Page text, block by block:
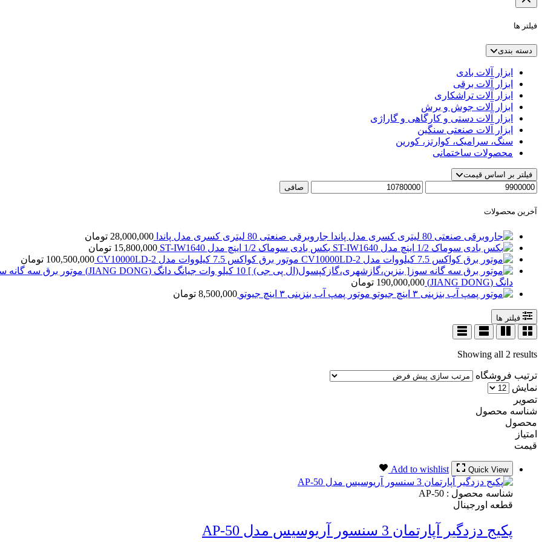
فیلتر ها
دسته بندی
ابزار آلات بادی
ابزار آلات برقی
ابزار آلات تراشکاری
ابزار آلات جوش و برش
ابزار آلات دستی و کارگاهی و گاراژی
ابزار آلات صنعتی سنگین
سنگ، سرامیک، کوارتز، کورین
محصولات ساختمانی
فیلتر بر اساس قیمت
حداقل
حداكثر
صافی
آخرین محصولات
جاروبرقی صنعتی 80 لیتری کسری مدل پاندا 28,000,000 تومان
بکس بادی سوماک 1/2 اینچ مدل ST-IW1640
15,800,000 تومان
موتور برق کواکس 7.5 کیلووات مدل CV10000LD-2
100,500,000 تومان
دانگ (JIANG DONG)
190,000,000 تومان
موتور پمپ آب بنزینی ۳ اینچ جیوتو
8,500,000 تومان
فیلتر ها
Showing all 2 results
ترتیب فروشگاه
نمایش
تصویر
شناسه محصول
محصول
امتیاز
قیمت
Quick View
Add to wishlist
شناسه محصول : AP-50
قطعه اورجینال
پکیج دزدگیر آپارتمان 3 سنسور آریوسیس مدل AP-50